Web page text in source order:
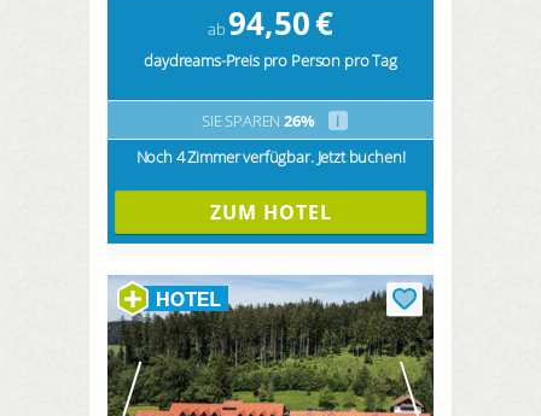
ab94,50€
daydreams-Preis pro Person pro Tag
SIE SPAREN 26%
i
Noch 4 Zimmer verfügbar. Jetzt buchen!
ZUM HOTEL